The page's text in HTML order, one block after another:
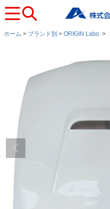
ホーム ブランド別 ORIGIN Labo.